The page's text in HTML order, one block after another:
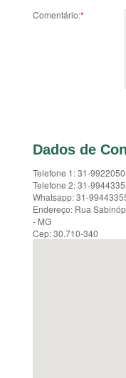
Comentário:*
Dados de
Telefone 1: 31-
Telefone 2: 31-
Whatsapp: 31-
Endereço: Rua
- MG
Cep: 30.710-340